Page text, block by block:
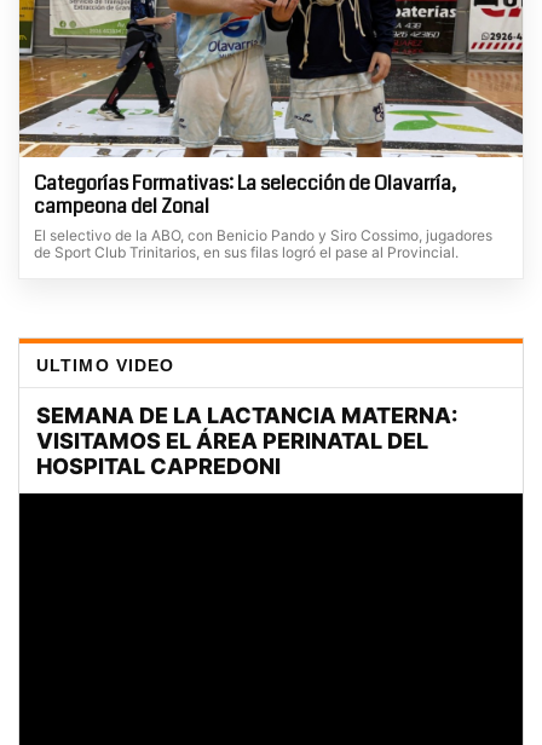
Categorías Formativas: La selección de Olavarría,
campeona del Zonal
El selectivo de la ABO, con Benicio Pando y Siro Cossimo, jugadores
de Sport Club Trinitarios, en sus filas logró el pase al Provincial.
ULTIMO VIDEO